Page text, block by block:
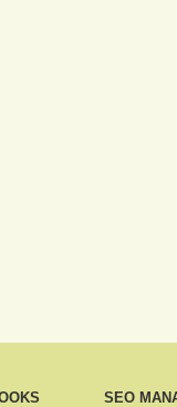
SEO